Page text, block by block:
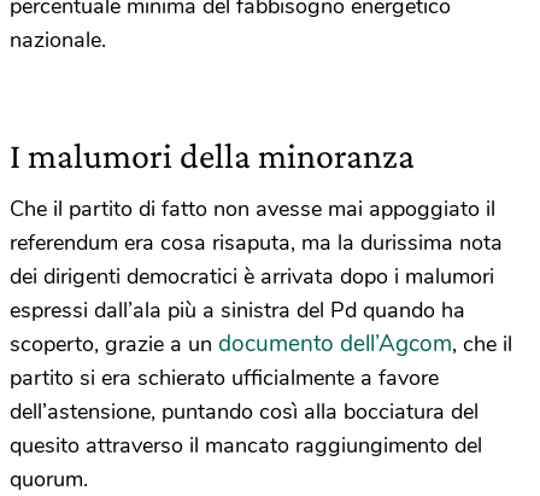
percentuale minima del fabbisogno energetico
nazionale.
I malumori della minoranza
Che il partito di fatto non avesse mai appoggiato il
referendum era cosa risaputa, ma la durissima nota
dei dirigenti democratici è arrivata dopo i malumori
espressi dall’ala più a sinistra del Pd quando ha
scoperto, grazie a un documento dell’Agcom, che il
partito si era schierato ufficialmente a favore
dell’astensione, puntando così alla bocciatura del
quesito attraverso il mancato raggiungimento del
quorum.